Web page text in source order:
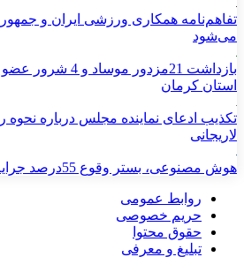
تفاهم‌نامه همکاری ورزشی ایران و
می‌شود
بازداشت 21مزدور
استان کرمان
تکذیب ادعای نماینده مجلس درباره
لاریجانی
هوش مصنوعی، بستر وقوع 55درصد جرایم سایبری آفریقاست
روابط عمومی
حریم خصوصی
حقوق محتوا
تبلیغ و معرفی